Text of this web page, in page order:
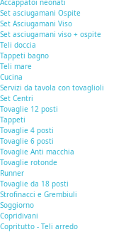
Accappatoi neonati
Set asciugamani Ospite
Set Asciugamani Viso
Set asciugamani viso + ospite
Teli doccia
Tappeti bagno
Teli mare
Cucina
Servizi da tavola con tovaglioli
Set Centri
Tovaglie 12 posti
Tappeti
Tovaglie 4 posti
Tovaglie 6 posti
Tovaglie Anti macchia
Tovaglie rotonde
Runner
Tovaglie da 18 posti
Strofinacci e Grembiuli
Soggiorno
Copridivani
Copritutto - Teli arredo